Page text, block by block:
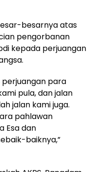
besarnya atas
pengorbanan
kepada perjuangan
perjuangan para
pula, dan jalan
jalan kami juga.
pahlawan
Esa dan
baiknya,”